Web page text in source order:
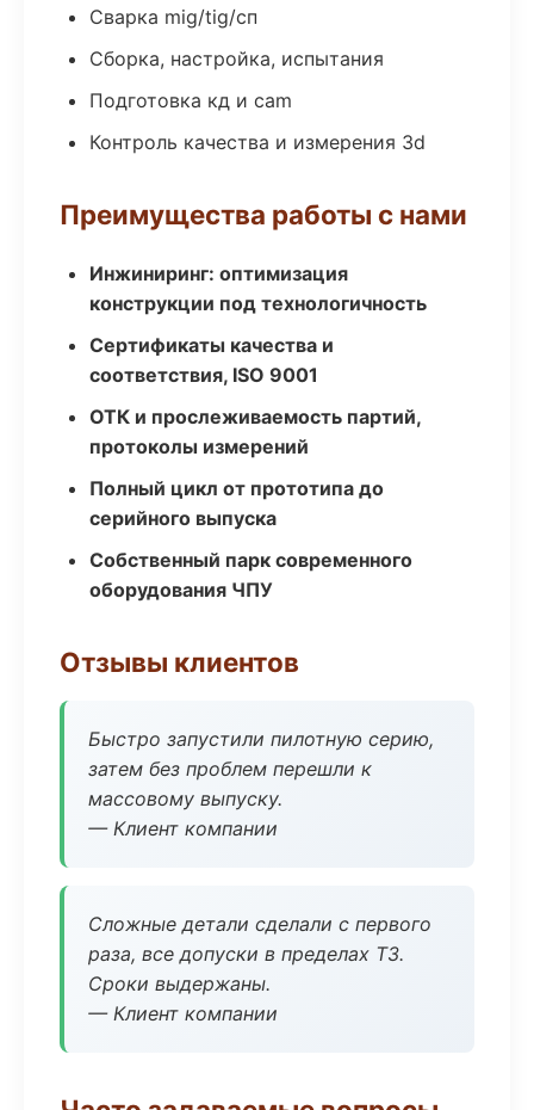
Сварка mig/tig/сп
Сборка, настройка, испытания
Подготовка кд и cam
Контроль качества и измерения 3d
Преимущества работы с нами
Инжиниринг: оптимизация
конструкции под технологичность
Сертификаты качества и
соответствия, ISO 9001
ОТК и прослеживаемость партий,
протоколы измерений
Полный цикл от прототипа до
серийного выпуска
Собственный парк современного
оборудования ЧПУ
Отзывы клиентов
Быстро запустили пилотную серию,
затем без проблем перешли к
массовому выпуску.
— Клиент компании
Сложные детали сделали с первого
раза, все допуски в пределах ТЗ.
Сроки выдержаны.
— Клиент компании